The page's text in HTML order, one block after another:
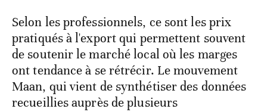
Selon les professionnels, ce sont les prix
pratiqués à l'export qui permettent souvent
de soutenir le marché local où les marges
ont tendance à se rétrécir. Le mouvement
Maan, qui vient de synthétiser des données
recueillies auprès de plusieurs